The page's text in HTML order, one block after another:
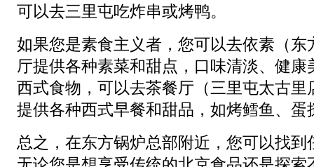
可以去三里屯吃炸串或烤鸭。
如果您是素食主义者，您可以去依素（东
厅提供各种素菜和甜点，口味清淡、健康
西式食物，可以去茶餐厅（三里屯太古里
提供各种西式早餐和甜品，如烤鳕鱼、蛋
总之，在东方锅炉总部附近，您可以找到